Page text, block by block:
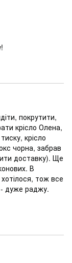
покрутити,
крісло Олена,
крісло
чорна, забрав
доставку). Ще
В
тож все
- дуже раджу.